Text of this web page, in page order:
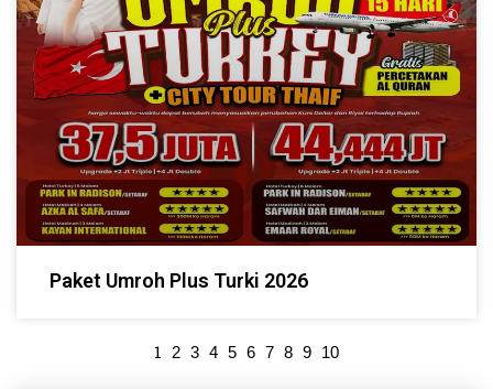
Paket Umroh Plus Turki 2026
1 2 3 4 5 6 7 8 9 10